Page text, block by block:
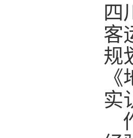
四
客
规
实